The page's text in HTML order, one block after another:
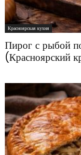
Красноярская кухня
Пирог с рыбой
(Красноярский